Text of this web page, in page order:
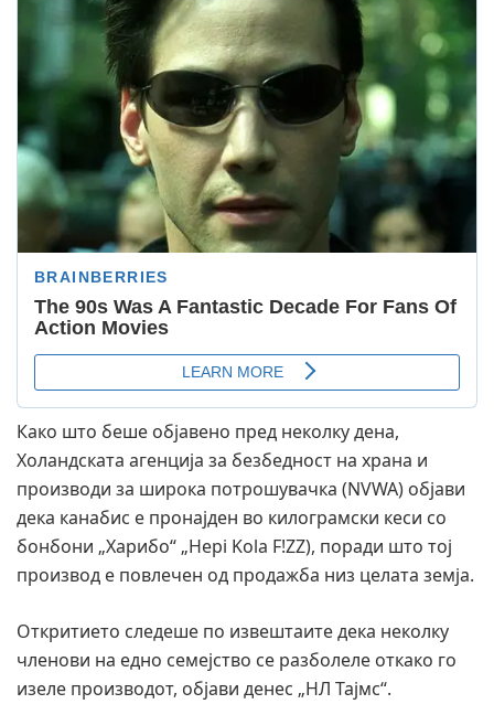
Како што беше објавено пред неколку дена,
Холандската агенција за безбедност на храна и
производи за широка потрошувачка (NVWA) објави
дека канабис е пронајден во килограмски кеси со
бонбони „Харибо“ „Hepi Kola F!ZZ), поради што тој
производ е повлечен од продажба низ целата земја.
Откритието следеше по извештаите дека неколку
членови на едно семејство се разболеле откако го
изеле производот, објави денес „НЛ Тајмс“.